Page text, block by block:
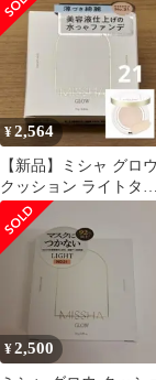
No.23 8811423
／8809747967414
¥2,564
【新品】ミシャ グロウ
クッション ライトタイ
プ No.21 クッションフ
ァンデ
¥2,500